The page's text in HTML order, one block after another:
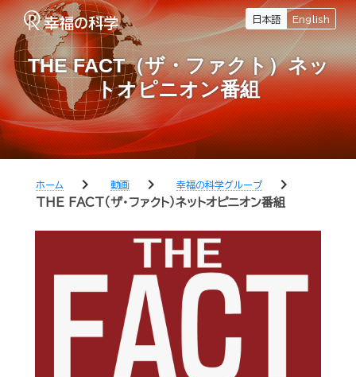
日本語 English
THE FACT（ザ・ファクト）ネッ
トオピニオン番組
ホーム chevron_right 動画 chevron_right 幸福の科学グループ chevron_right
THE FACT（ザ・ファクト）ネットオピニオン番組